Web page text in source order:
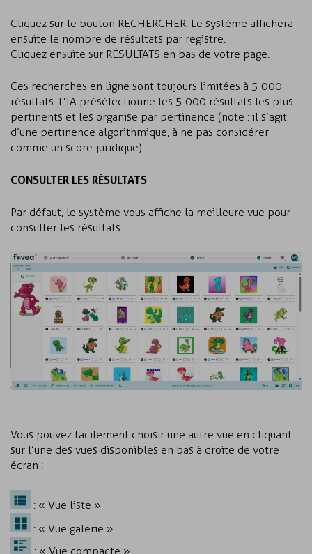
Cliquez sur le bouton RECHERCHER. Le système affichera
ensuite le nombre de résultats par registre.
Cliquez ensuite sur RÉSULTATS en bas de votre page.
Ces recherches en ligne sont toujours limitées à 5 000
résultats. L’IA présélectionne les 5 000 résultats les plus
pertinents et les organise par pertinence (note : il s’agit
d’une pertinence algorithmique, à ne pas considérer
comme un score juridique).
CONSULTER LES RÉSULTATS
Par défaut, le système vous affiche la meilleure vue pour
consulter les résultats :
Vous pouvez facilement choisir une autre vue en cliquant
sur l’une des vues disponibles en bas à droite de votre
écran :
: « Vue liste »
: « Vue galerie »
: « Vue compacte »